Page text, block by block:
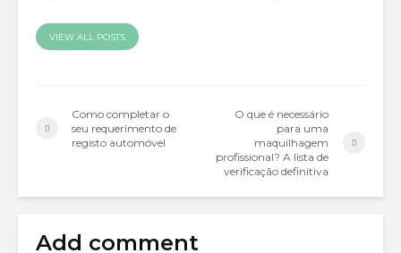
VIEW ALL POSTS
Como completar o
seu requerimento de
registo automóvel
O que é necessário
para uma
maquilhagem
profissional? A lista de
verificação definitiva
Add comment